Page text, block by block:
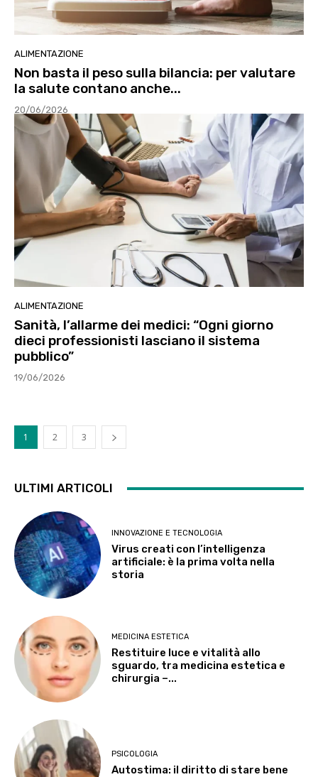
ALIMENTAZIONE
Non basta il peso sulla bilancia: per valutare
la salute contano anche...
20/06/2026
ALIMENTAZIONE
Sanità, l’allarme dei medici: “Ogni giorno
dieci professionisti lasciano il sistema
pubblico”
19/06/2026
1 2 3
ULTIMI ARTICOLI
INNOVAZIONE E TECNOLOGIA
Virus creati con l’intelligenza
artificiale: è la prima volta nella
storia
MEDICINA ESTETICA
Restituire luce e vitalità allo
sguardo, tra medicina estetica e
chirurgia –...
PSICOLOGIA
Autostima: il diritto di stare bene